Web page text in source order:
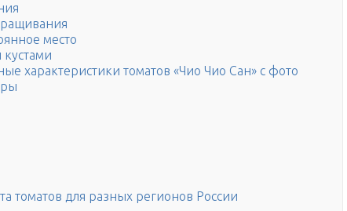
место
характеристики томатов «Чио Чио Сан» с фото
томатов для разных регионов России